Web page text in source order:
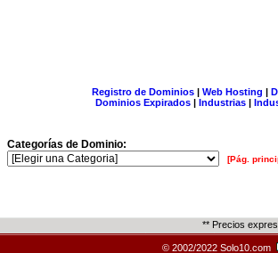
Registro de Dominios| Web Hosting |
Dominios Expirados | Industrias |
Categorías de Dominio:
[Pág.
** Precios
© 2002/2022 Solo10.com